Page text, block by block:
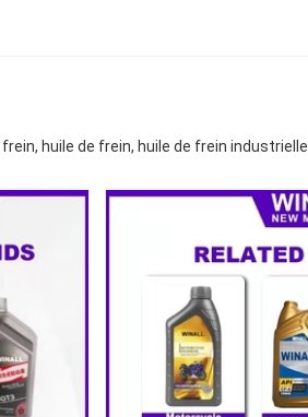
huile de frein, huile de frein industrielle